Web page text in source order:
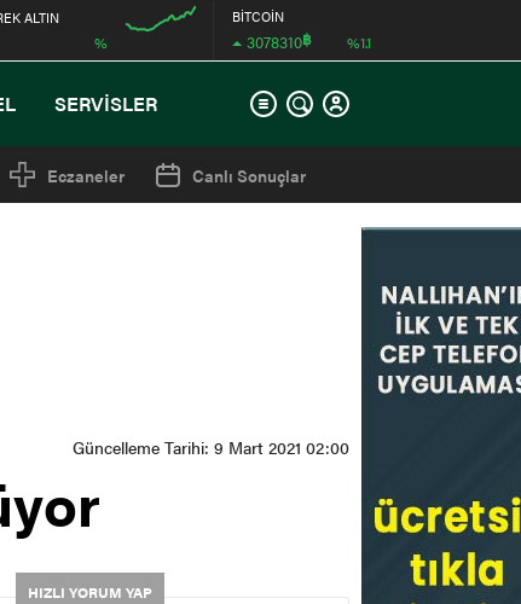
ALTIN
%
BİTCOİN
3078310฿ %1.1
SERVİSLER
Eczaneler Canlı Sonuçlar
Güncelleme Tarihi: 9 Mart 2021 02:00
HIZLI YORUM YAP